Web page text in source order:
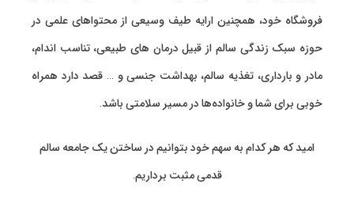
فروشگاه خود، همچنین ارایه طیف وسیعی از محتواهای علمی در
حوزه سبک زندگی سالم از قبیل درمان های طبیعی، تناسب اندام،
مادر و بارداری، تغذیه سالم، بهداشت جنسی و … قصد دارد همراه
خوبی برای شما و خانواده‌ها در مسیر سلامتی باشد.
امید که هر کدام به سهم خود بتوانیم در ساختن یک جامعه سالم
قدمی مثبت برداریم.